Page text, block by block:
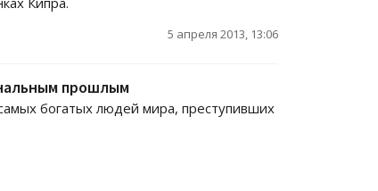
5 апреля 2013, 13:06
прошлым
богатых людей мира, преступивших